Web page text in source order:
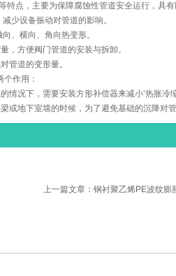
特点，主要为保障腐蚀性管道安全运行，
减少设备振动对管道的影响。
向、横向、角向热变形。
量，方便阀门管道的安装与拆卸。
对管道的变形量。
两个作用：
情况下，需要安装方形补偿器来减小‘热胀
或地下室墙的时候，为了避免基础的沉降对
上一篇文章：钢衬聚乙烯PE波纹膨